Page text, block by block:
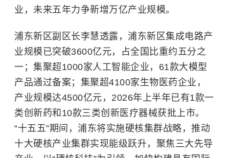
业，未来五年力争新增万亿产业规模。
浦东新区副区长李慧透露，浦东新区集成电路产
业规模已突破3600亿元，占全国比重约五分之
一；集聚超1000家人工智能企业，61款大模型
产品通过备案；集聚超4100家生物医药企业，
产业规模达4500亿元，2026年上半年已有1款一
类创新药和10款三类创新医疗器械获批上市。
“十五五”期间，浦东将实施硬核集群战略，推动
十大硬核产业集群实现能级跃升，聚焦三大先导